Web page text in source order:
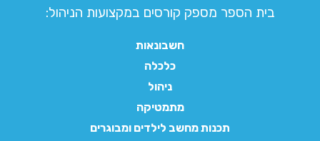
בית הספר מספק קורסים במקצועות הניהול:
חשבונאות
כלכלה
ניהול
מתמטיקה
תכנות מחשב לילדים ומבוגרים